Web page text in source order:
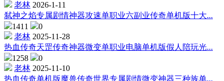
老林 2026-1-11
弑神之焰专属剧情神器攻速单职业六副业传奇单机版十大...
1411
0
老林 2025-11-28
热血传奇天罡传奇神器微变单职业电脑单机版假人陪玩光...
1258
0
老林 2025-11-10
热血传奇单机版魔兽传奇世界专属剧情微变神器三种族单...